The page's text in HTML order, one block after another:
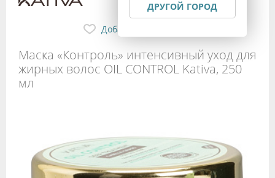
ДРУГОЙ ГОРОД
Маска «Контроль» интенсивный уход для
жирных волос OIL CONTROL Kativa, 250
мл
Добавить в избранное